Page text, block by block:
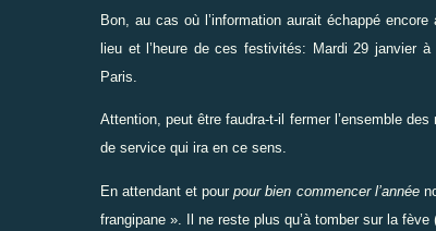
Bon, au cas où l’information aurait échappé
lieu et l’heure de ces festivités: Mardi 29 janvier
Paris.
Attention, peut être faudra-t-il fermer l’ensemble
de service qui ira en ce sens.
En attendant et pourpour bien commencer l’année
frangipane ». Il ne reste plus qu’à tomber sur la fève